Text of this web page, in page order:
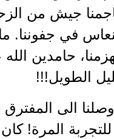
جيش من
في جفوننا.
حامدين
الطويل!!!
الى المفترق
للتجربة المرة!